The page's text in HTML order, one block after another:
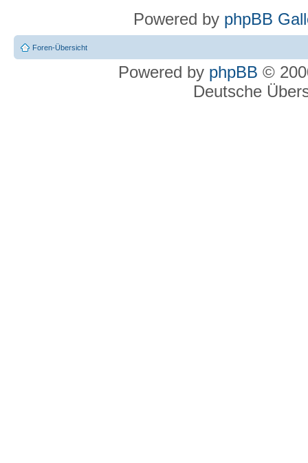
Powered by phpBB
Foren-Übersicht
Powered by phpBB ©
Deutsche